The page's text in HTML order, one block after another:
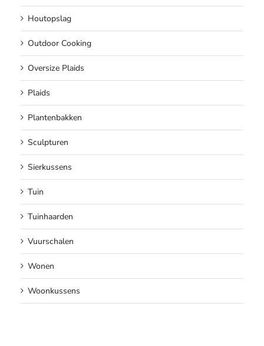
Houtopslag
Outdoor Cooking
Oversize Plaids
Plaids
Plantenbakken
Sculpturen
Sierkussens
Tuin
Tuinhaarden
Vuurschalen
Wonen
Woonkussens